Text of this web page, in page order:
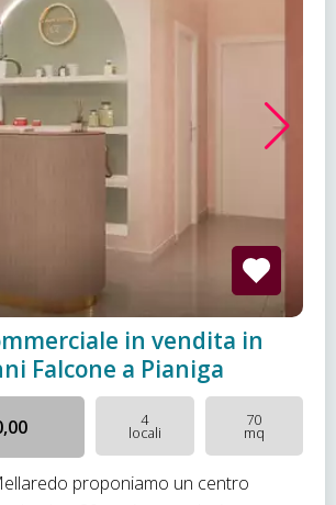
in vendita in
Falcone a Pianiga
4
locali
70
mq
proponiamo un centro